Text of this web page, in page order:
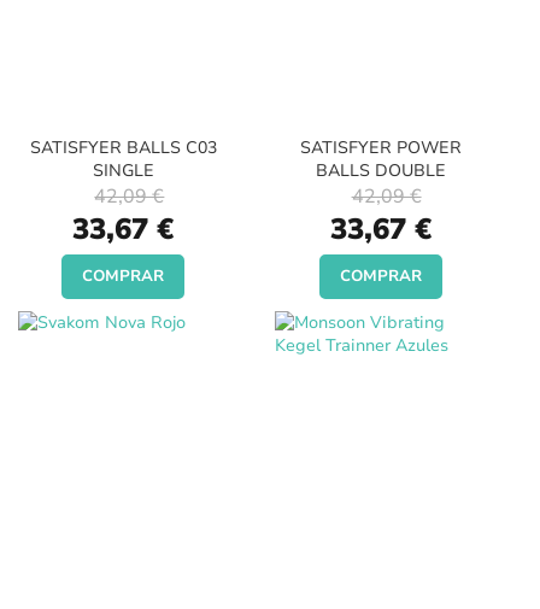
SATISFYER BALLS C03
SINGLE
Special
Price
33,67 €
42,09 €
COMPRAR
SATISFYER POWER
BALLS DOUBLE
Special
Price
33,67 €
42,09 €
COMPRAR